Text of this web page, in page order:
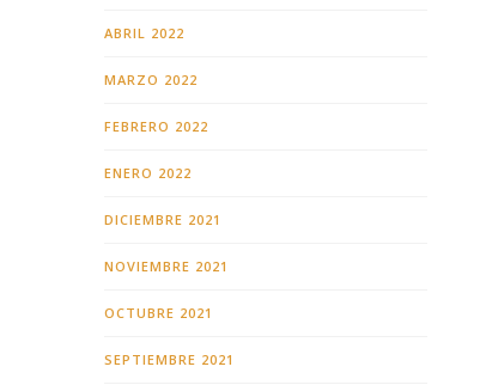
ABRIL 2022
MARZO 2022
FEBRERO 2022
ENERO 2022
DICIEMBRE 2021
NOVIEMBRE 2021
OCTUBRE 2021
SEPTIEMBRE 2021